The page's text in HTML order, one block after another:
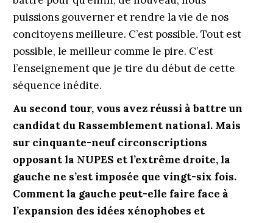
puissions gouverner et rendre la vie de nos
concitoyens meilleure. C’est possible. Tout est
possible, le meilleur comme le pire. C’est
l’enseignement que je tire du début de cette
séquence inédite.
Au second tour, vous avez réussi à battre un
candidat du Rassemblement national. Mais
sur cinquante-neuf circonscriptions
opposant la NUPES et l’extrême droite, la
gauche ne s’est imposée que vingt-six fois.
Comment la gauche peut-elle faire face à
l’expansion des idées xénophobes et